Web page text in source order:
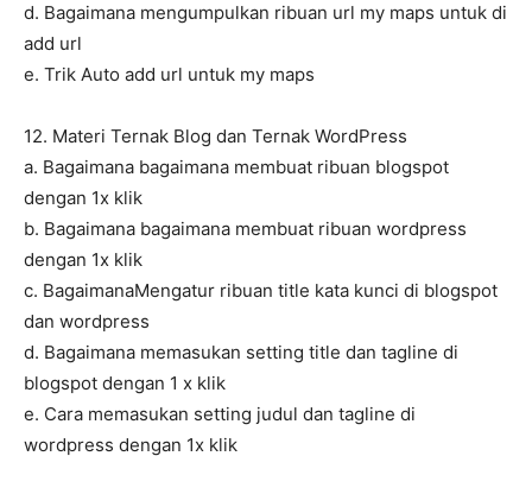
d. Bagaimana mengumpulkan ribuan url my maps untuk di
add url
e. Trik Auto add url untuk my maps
12. Materi Ternak Blog dan Ternak WordPress
a. Bagaimana bagaimana membuat ribuan blogspot
dengan 1x klik
b. Bagaimana bagaimana membuat ribuan wordpress
dengan 1x klik
c. BagaimanaMengatur ribuan title kata kunci di blogspot
dan wordpress
d. Bagaimana memasukan setting title dan tagline di
blogspot dengan 1 x klik
e. Cara memasukan setting judul dan tagline di
wordpress dengan 1x klik